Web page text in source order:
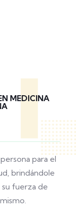
MEDICINA
para el
brindándole
fuerza de